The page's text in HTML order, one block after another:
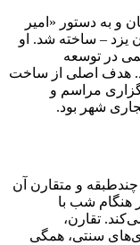
و به دستور «امیر
یزد – ساخته شد. او
در توسعه
هدف اصلی از ساخت
مراسم و
شهر بود.
و متقارن آن
هنگام شب با
تقارن،
سنتی، همگی